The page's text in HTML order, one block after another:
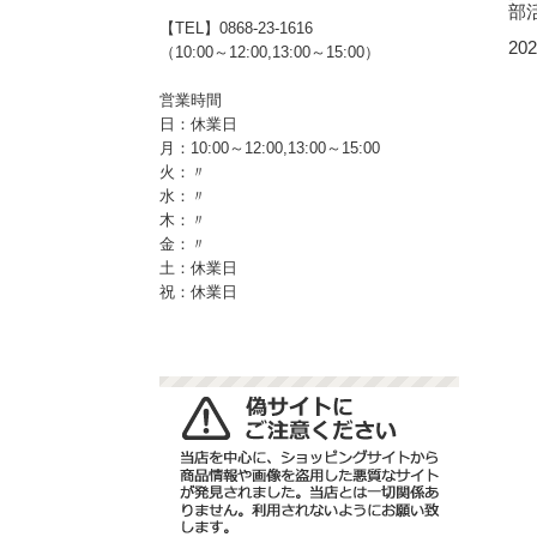
【TEL】0868-23-1616
（10:00～12:00,13:00～15:00）
営業時間
日：休業日
月：10:00～12:00,13:00～15:00
火：〃
水：〃
木：〃
金：〃
土：休業日
祝：休業日
部